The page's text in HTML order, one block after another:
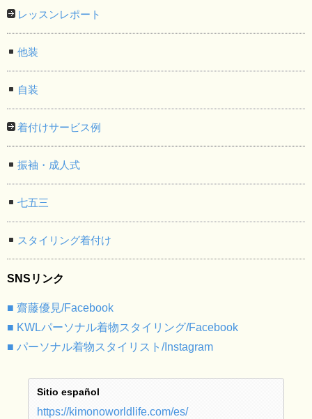
レッスンレポート
他装
自装
着付けサービス例
振袖・成人式
七五三
スタイリング着付け
SNSリンク
■ 齋藤優見/Facebook
■ KWLパーソナル着物スタイリング/Facebook
■ パーソナル着物スタイリスト/Instagram
Sitio español
https://kimonoworldlife.com/es/